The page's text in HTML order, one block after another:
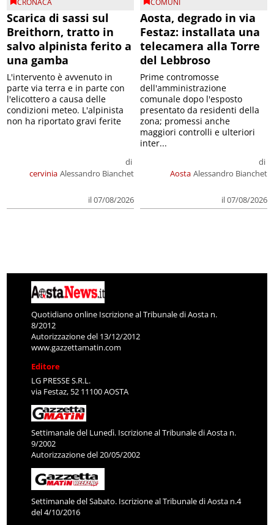
CRONACA
Scarica di sassi sul
Breithorn, tratto in
salvo alpinista ferito a
una gamba
cervinia
di
Alessandro Bianchet
il 07/08/2026
L'intervento è avvenuto in
parte via terra e in parte con
l'elicottero a causa delle
condizioni meteo. L'alpinista
non ha riportato gravi ferite
COMUNI
Aosta, degrado in via
Festaz: installata una
telecamera alla Torre
del Lebbroso
Aosta
di
Alessandro Bianchet
il 07/08/2026
Prime contromosse
dell'amministrazione
comunale dopo l'esposto
presentato da residenti della
zona; promessi anche
maggiori controlli e ulteriori
inter...
Quotidiano online Iscrizione al Tribunale di Aosta n.
8/2012
Autorizzazione del 13/12/2012
www.gazzettamatin.com
Editore
LG PRESSE S.R.L.
via Festaz, 52 11100 AOSTA
Settimanale del Lunedì. Iscrizione al Tribunale di Aosta n.
9/2002
Autorizzazione del 20/05/2002
Settimanale del Sabato. Iscrizione al Tribunale di Aosta n.4
del 4/10/2016